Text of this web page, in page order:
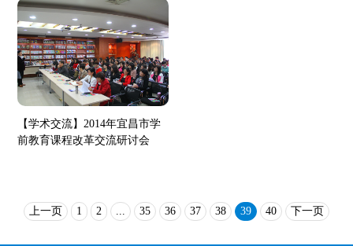
【学术交流】2014年宜昌市学
前教育课程改革交流研讨会
上一页 1 2 ... 35 36 37 38 39 40 下一页